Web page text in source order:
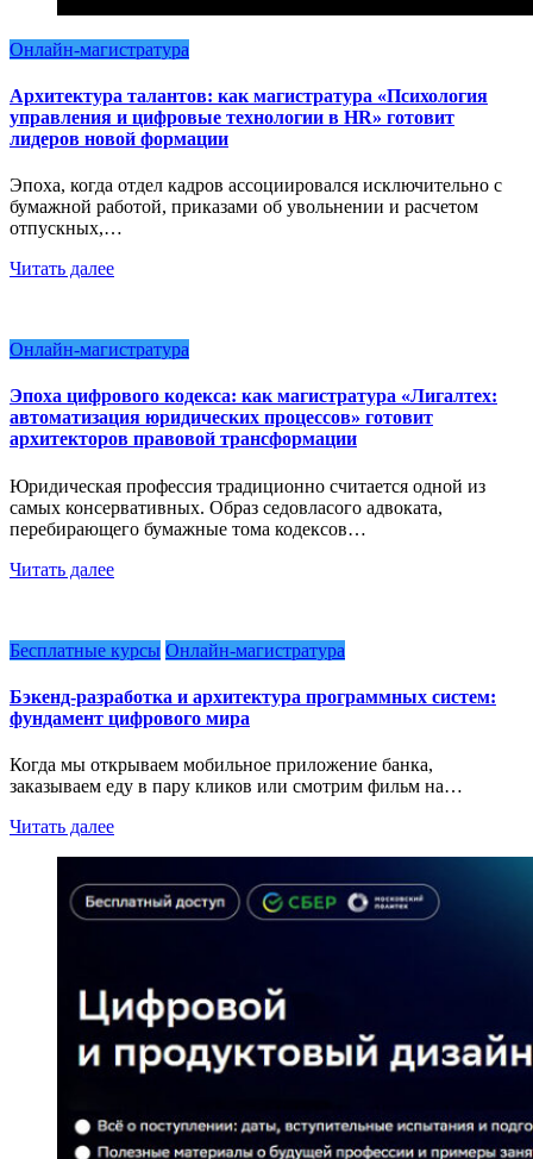
Онлайн-магистратура
Архитектура талантов: как магистратура «Психология
управления и цифровые технологии в HR» готовит
лидеров новой формации
Эпоха, когда отдел кадров ассоциировался исключительно с
бумажной работой, приказами об увольнении и расчетом
отпускных,…
Читать далее
Онлайн-магистратура
Эпоха цифрового кодекса: как магистратура «Лигалтех:
автоматизация юридических процессов» готовит
архитекторов правовой трансформации
Юридическая профессия традиционно считается одной из
самых консервативных. Образ седовласого адвоката,
перебирающего бумажные тома кодексов…
Читать далее
Бесплатные курсы Онлайн-магистратура
Бэкенд-разработка и архитектура программных систем:
фундамент цифрового мира
Когда мы открываем мобильное приложение банка,
заказываем еду в пару кликов или смотрим фильм на…
Читать далее